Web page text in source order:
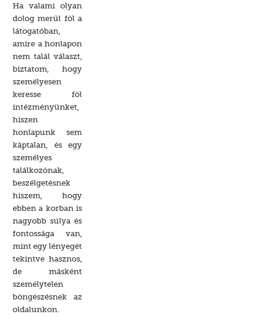
Ha valami olyan
dolog merül föl a
látogatóban,
amire a honlapon
nem talál választ,
biztatom, hogy
személyesen
keresse föl
intézményünket,
hiszen
honlapunk sem
káptalan, és egy
személyes
találkozónak,
beszélgetésnek
hiszem, hogy
ebben a korban is
nagyobb súlya és
fontossága van,
mint egy lényegét
tekintve hasznos,
de másként
személytelen
böngészésnek az
oldalunkon.